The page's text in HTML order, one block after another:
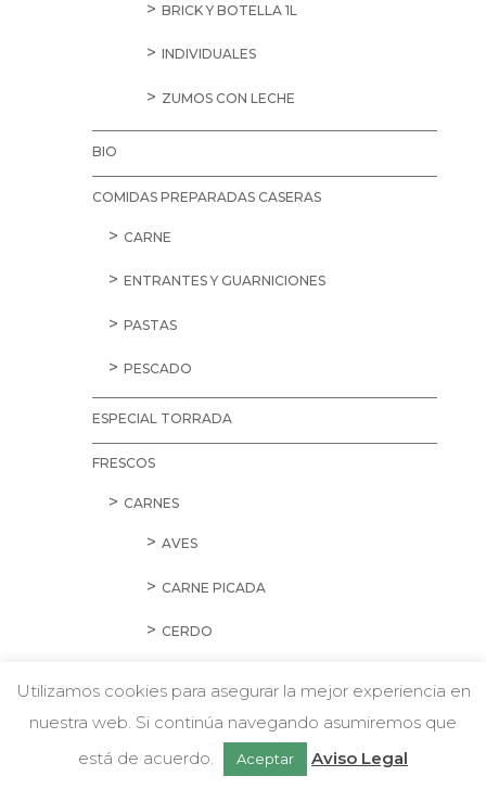
BRICK Y BOTELLA 1L
INDIVIDUALES
ZUMOS CON LECHE
BIO
COMIDAS PREPARADAS CASERAS
CARNE
ENTRANTES Y GUARNICIONES
PASTAS
PESCADO
ESPECIAL TORRADA
FRESCOS
CARNES
AVES
CARNE PICADA
CERDO
EMBUTIDOS
HAMBURGUESAS Y SALCHICHAS
w Chatea con nosotros
Utilizamos cookies para asegurar la mejor experiencia en
nuestra web. Si continúa navegando asumiremos que
está de acuerdo.
Aceptar Aviso Legal